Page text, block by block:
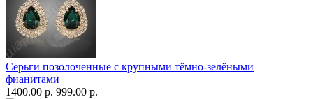
Серьги позолоченные с крупными тёмно-зелёными
фианитами
1400.00 р. 999.00 р.